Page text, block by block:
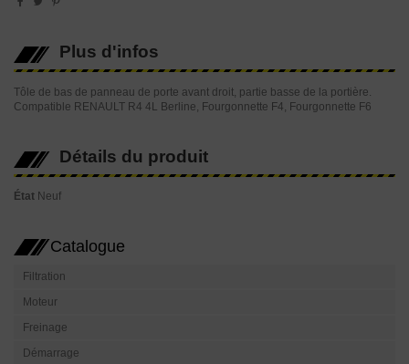
Plus d'infos
Tôle de bas de panneau de porte avant droit, partie basse de la portière.
Compatible RENAULT R4 4L Berline, Fourgonnette F4, Fourgonnette F6
Détails du produit
État Neuf
Catalogue
Filtration
Moteur
Freinage
Démarrage